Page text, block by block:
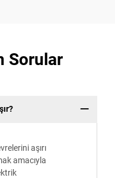
Sorular
aşırı
amacıyla